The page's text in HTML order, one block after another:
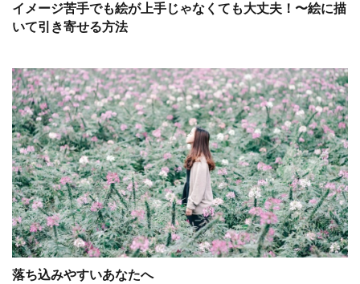
イメージ苦手でも絵が上手じゃなくても大丈夫！〜絵に描
いて引き寄せる方法
落ち込みやすいあなたへ